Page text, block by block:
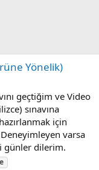
Yönelik)
geçtiğim ve Video
sınavına
için
varsa
günler dilerim.